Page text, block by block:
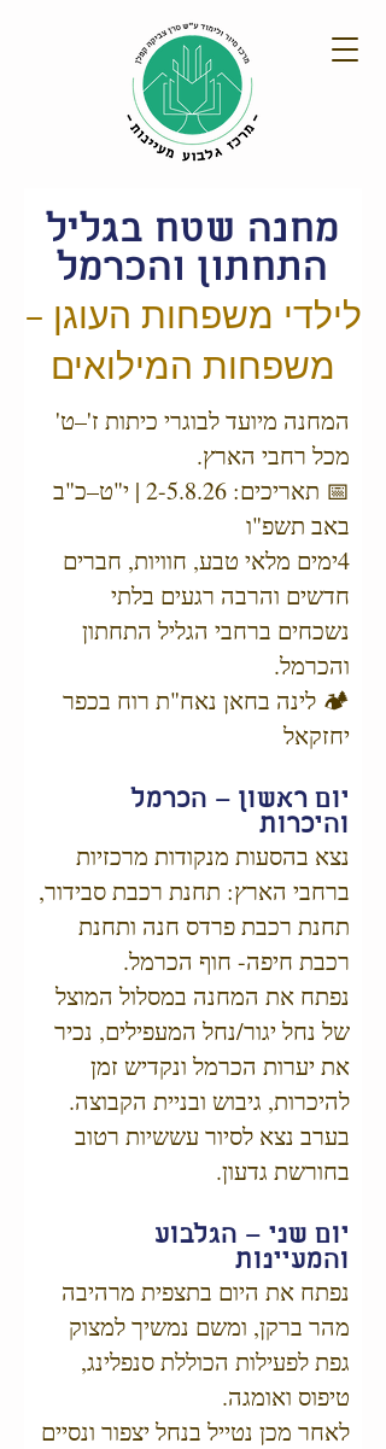
מחנה שטח בגליל
התחתון והכרמל
לילדי משפחות העוגן –
משפחות המילואים
המחנה מיועד לבוגרי כיתות ז'–ט'
מכל רחבי הארץ.
📅 תאריכים: 2-5.8.26 | י"ט–כ"ב
באב תשפ"ו
4ימים מלאי טבע, חוויות, חברים
חדשים והרבה רגעים בלתי
נשכחים ברחבי הגליל התחתון
והכרמל.
🏕️ לינה בחאן נאח"ת רוח בכפר
יחזקאל
יום ראשון – הכרמל
והיכרות
נצא בהסעות מנקודות מרכזיות
ברחבי הארץ: תחנת רכבת סבידור,
תחנת רכבת פרדס חנה ותחנת
רכבת חיפה- חוף הכרמל.
נפתח את המחנה במסלול המוצל
של נחל יגור/נחל המעפילים, נכיר
את יערות הכרמל ונקדיש זמן
להיכרות, גיבוש ובניית הקבוצה.
בערב נצא לסיור עששיות רטוב
בחורשת גדעון.
יום שני – הגלבוע
והמעיינות
נפתח את היום בתצפית מרהיבה
מהר ברקן, ומשם נמשיך למצוק
גפת לפעילות הכוללת סנפלינג,
טיפוס ואומגה.
לאחר מכן נטייל בנחל יצפור ונסיים